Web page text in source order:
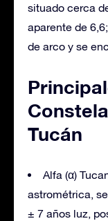
situado cerca
aparente de
de arco y se
Tucán
Alfa (α)
astrométrica,
± 7 años luz,